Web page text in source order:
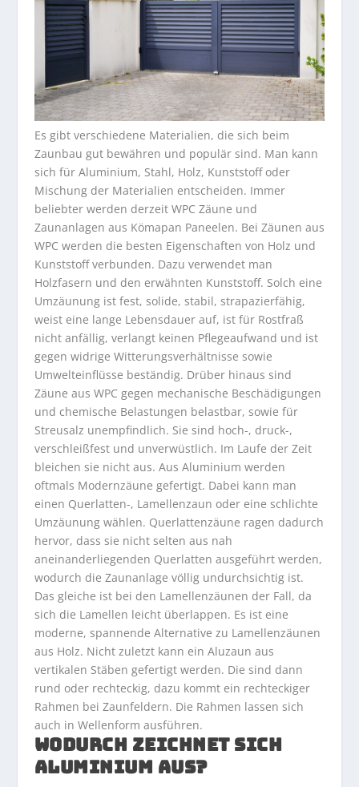
Es gibt verschiedene Materialien, die sich beim
Zaunbau gut bewähren und populär sind. Man kann
sich für Aluminium, Stahl, Holz, Kunststoff oder
Mischung der Materialien entscheiden. Immer
beliebter werden derzeit WPC Zäune und
Zaunanlagen aus Kömapan Paneelen. Bei Zäunen aus
WPC werden die besten Eigenschaften von Holz und
Kunststoff verbunden. Dazu verwendet man
Holzfasern und den erwähnten Kunststoff. Solch eine
Umzäunung ist fest, solide, stabil, strapazierfähig,
weist eine lange Lebensdauer auf, ist für Rostfraß
nicht anfällig, verlangt keinen Pflegeaufwand und ist
gegen widrige Witterungsverhältnisse sowie
Umwelteinflüsse beständig. Drüber hinaus sind
Zäune aus WPC gegen mechanische Beschädigungen
und chemische Belastungen belastbar, sowie für
Streusalz unempfindlich. Sie sind hoch-, druck-,
verschleißfest und unverwüstlich. Im Laufe der Zeit
bleichen sie nicht aus. Aus Aluminium werden
oftmals Modernzäune gefertigt. Dabei kann man
einen Querlatten-, Lamellenzaun oder eine schlichte
Umzäunung wählen. Querlattenzäune ragen dadurch
hervor, dass sie nicht selten aus nah
aneinanderliegenden Querlatten ausgeführt werden,
wodurch die Zaunanlage völlig undurchsichtig ist.
Das gleiche ist bei den Lamellenzäunen der Fall, da
sich die Lamellen leicht überlappen. Es ist eine
moderne, spannende Alternative zu Lamellenzäunen
aus Holz. Nicht zuletzt kann ein Aluzaun aus
vertikalen Stäben gefertigt werden. Die sind dann
rund oder rechteckig, dazu kommt ein rechteckiger
Rahmen bei Zaunfeldern. Die Rahmen lassen sich
auch in Wellenform ausführen.
WODURCH ZEICHNET SICH
ALUMINIUM AUS?